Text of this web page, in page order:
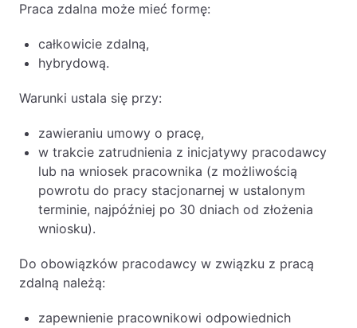
Praca zdalna może mieć formę:
całkowicie zdalną,
hybrydową.
Warunki ustala się przy:
zawieraniu umowy o pracę,
w trakcie zatrudnienia z inicjatywy pracodawcy
lub na wniosek pracownika (z możliwością
powrotu do pracy stacjonarnej w ustalonym
terminie, najpóźniej po 30 dniach od złożenia
wniosku).
Do obowiązków pracodawcy w związku z pracą
zdalną należą:
zapewnienie pracownikowi odpowiednich